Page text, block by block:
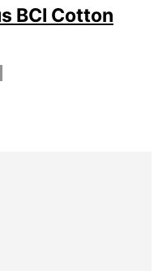
BCI Cotton